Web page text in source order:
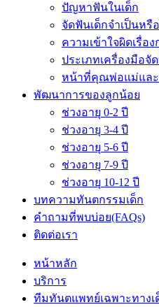
ปัญหาฟันในเด็ก
จัดฟันเด็กจำเป็นหรื
ความเข้าใจผิดเรื่อ
ประเภทเครื่องมือจั
หน้าที่คุณพ่อแม่และ
พัฒนาการของลูกน้อย
ช่วงอายุ 0-2 ปี
ช่วงอายุ 3-4 ปี
ช่วงอายุ 5-6 ปี
ช่วงอายุ 7-9 ปี
ช่วงอายุ 10-12 ปี
บทความทันตกรรมเด็ก
คำถามที่พบบ่อย(FAQs)
ติดต่อเรา
หน้าหลัก
บริการ
ทีมทันตแพทย์เฉพาะทางเ